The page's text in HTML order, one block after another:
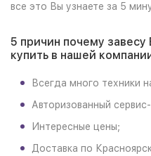
все это Вы узнаете за 5
5 причин почему завесу
купить в нашей
Всегда много техники
Авторизованный
Интересные цены;
Доставка по